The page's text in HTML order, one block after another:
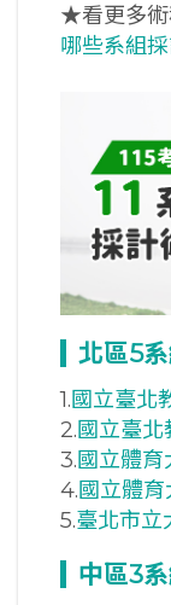
★看更多術
哪些系組
北區5
1.國立臺北
2.國立臺北
3.國立體
4.國立體
5.臺北市立
中區3